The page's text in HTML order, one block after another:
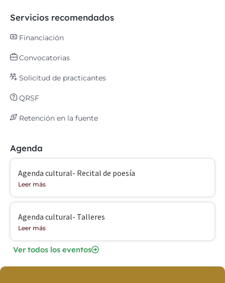
Servicios recomendados
Financiación
Convocatorias
Solicitud de practicantes
QRSF
Retención en la fuente
Agenda
Agenda cultural- Recital de poesía
Leer más
Agenda cultural- Talleres
Leer más
Ver todos los eventos